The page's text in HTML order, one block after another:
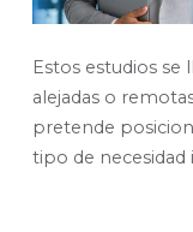
Estos estudios
alejadas o
pretende
tipo de necesidad